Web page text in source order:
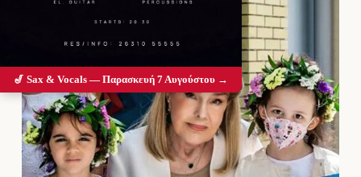
🎷 Sax & Vocals — Παρασκευή 7 Αυγούστου →